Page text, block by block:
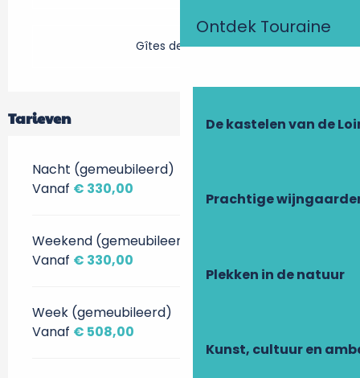
Ontdek Touraine
De kastelen van de
Prachtige
Plekken in de natuur
Kunst, cultuur en
Gîtes de France
Tarieven
Nacht (gemeubileerd)
Vanaf € 330,00
Weekend (gemeubileerd)
Vanaf € 330,00
Week (gemeubileerd)
Vanaf € 508,00